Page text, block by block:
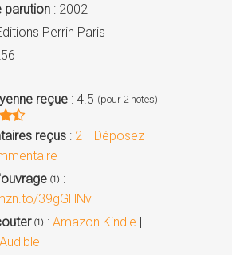
parution : 2002
Perrin Paris
reçue : 4.5 (pour 2 notes)
reçus : 2
Déposez
(1) :
39gGHNv
(1) : Amazon Kindle |